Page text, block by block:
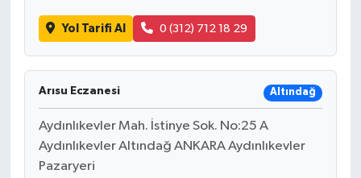
Yol Tarifi Al 0 (312) 712 18 29
Arısu Eczanesi Altındağ
Aydınlıkevler Mah. İstinye Sok. No:25 A
Aydınlıkevler Altındağ ANKARA Aydınlıkevler
Pazaryeri